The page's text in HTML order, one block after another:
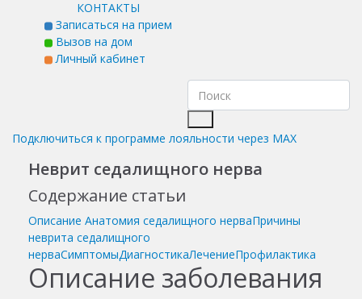
КОНТАКТЫ
Записаться на прием
Вызов на дом
Личный кабинет
Подключиться к программе лояльности через MAX
Неврит седалищного нерва
Содержание статьи
Описание Анатомия седалищного нерваПричины
неврита седалищного
нерваСимптомыДиагностикаЛечениеПрофилактика
Описание заболевания